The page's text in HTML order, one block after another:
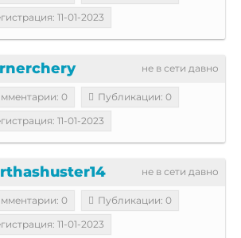
11-01-2023
не в сети давно
0
Публикации: 0
11-01-2023
не в сети давно
0
Публикации: 0
11-01-2023